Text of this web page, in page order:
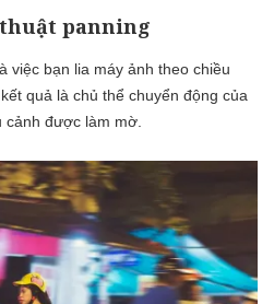
panning
việc bạn lia máy ảnh theo chiều
quả là chủ thể chuyển động của
được làm mờ.